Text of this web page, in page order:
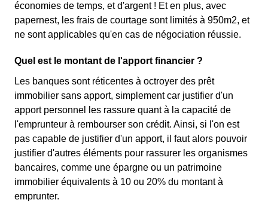
économies de temps, et d'argent ! Et en plus, avec
papernest, les frais de courtage sont limités à 950m2, et
ne sont applicables qu'en cas de négociation réussie.
Quel est le montant de l'apport financier ?
Les banques sont réticentes à octroyer des prêt
immobilier sans apport, simplement car justifier d'un
apport personnel les rassure quant à la capacité de
l'emprunteur à rembourser son crédit. Ainsi, si l'on est
pas capable de justifier d'un apport, il faut alors pouvoir
justifier d'autres éléments pour rassurer les organismes
bancaires, comme une épargne ou un patrimoine
immobilier équivalents à 10 ou 20% du montant à
emprunter.